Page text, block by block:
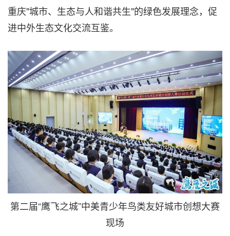
重庆"城市、生态与人和谐共生"的绿色发展理念，促
进中外生态文化交流互鉴。
第二届“鹰飞之城”中美青少年鸟类友好城市创想大赛
现场